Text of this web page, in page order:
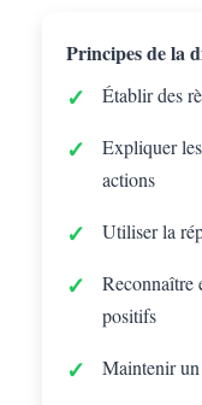
Principes de la
Établir des
Expliquer
actions
Utiliser la
Reconnaître
positifs
Maintenir